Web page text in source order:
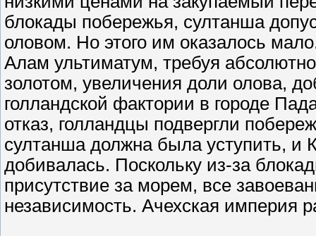
блокады побережья, султанша
оловом. Но этого им оказалось
Алам ультиматум, требуя
золотом, увеличения доли олова,
голландской фактории в городе
отказ, голландцы подвергли
султанша должна была уступить, и
добивалась. Поскольку из-за
присутствие за морем, все
независимость. Ачехская империя